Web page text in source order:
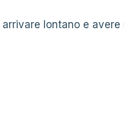
lontano e avere